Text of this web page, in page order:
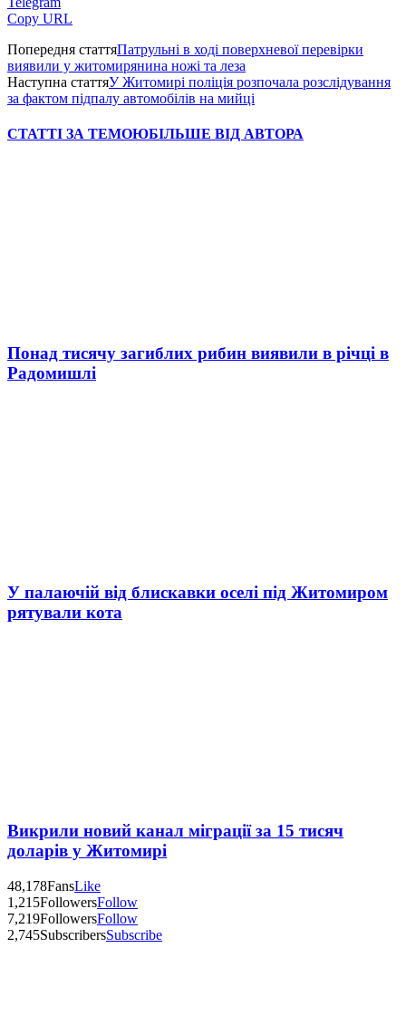
Copy URL
Попередня статтяПатрульні в ході поверхневої перевірки
виявили у житомирянина ножі та леза
Наступна статтяУ Житомирі поліція розпочала розслідування
за фактом підпалу автомобілів на мийці
СТАТТІ ЗА ТЕМОЮБІЛЬШЕ ВІД АВТОРА
Понад тисячу загиблих рибин виявили в річці в
Радомишлі
У палаючій від блискавки оселі під Житомиром
рятували кота
Викрили новий канал міграції за 15 тисяч
доларів у Житомирі
48,178FansLike
1,215FollowersFollow
7,219FollowersFollow
2,745SubscribersSubscribe